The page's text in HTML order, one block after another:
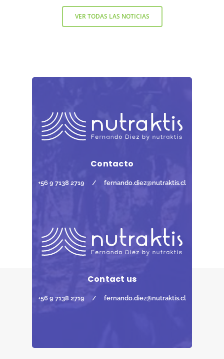
VER TODAS LAS NOTICIAS
Contacto
+56 9 7138 2719 / fernando.diez@nutraktis.cl
Contact us
+56 9 7138 2719 / fernando.diez@nutraktis.cl